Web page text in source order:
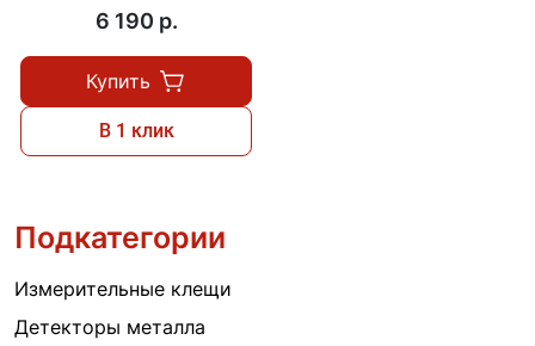
6 190 p.
Купить
В 1 клик
Подкатегории
Измерительные клещи
Детекторы металла